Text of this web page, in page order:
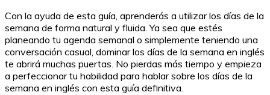
Con la ayuda de esta guía, aprenderás a utilizar los días de la
semana de forma natural y fluida. Ya sea que estés
planeando tu agenda semanal o simplemente teniendo una
conversación casual, dominar los días de la semana en inglés
te abrirá muchas puertas. No pierdas más tiempo y empieza
a perfeccionar tu habilidad para hablar sobre los días de la
semana en inglés con esta guía definitiva.